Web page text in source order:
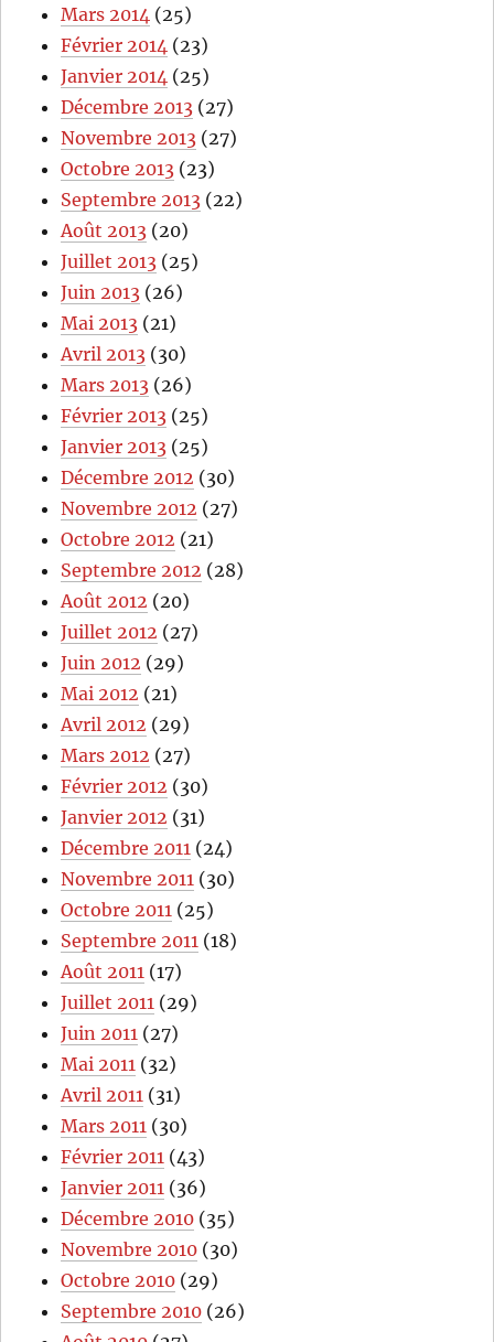
Mars 2014 (25)
Février 2014 (23)
Janvier 2014 (25)
Décembre 2013 (27)
Novembre 2013 (27)
Octobre 2013 (23)
Septembre 2013 (22)
Août 2013 (20)
Juillet 2013 (25)
Juin 2013 (26)
Mai 2013 (21)
Avril 2013 (30)
Mars 2013 (26)
Février 2013 (25)
Janvier 2013 (25)
Décembre 2012 (30)
Novembre 2012 (27)
Octobre 2012 (21)
Septembre 2012 (28)
Août 2012 (20)
Juillet 2012 (27)
Juin 2012 (29)
Mai 2012 (21)
Avril 2012 (29)
Mars 2012 (27)
Février 2012 (30)
Janvier 2012 (31)
Décembre 2011 (24)
Novembre 2011 (30)
Octobre 2011 (25)
Septembre 2011 (18)
Août 2011 (17)
Juillet 2011 (29)
Juin 2011 (27)
Mai 2011 (32)
Avril 2011 (31)
Mars 2011 (30)
Février 2011 (43)
Janvier 2011 (36)
Décembre 2010 (35)
Novembre 2010 (30)
Octobre 2010 (29)
Septembre 2010 (26)